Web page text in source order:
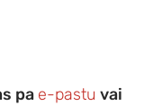
pa e-pastu vai